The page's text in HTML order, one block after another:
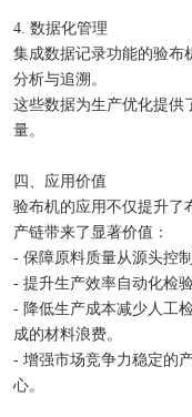
4. 数据化管理
集成数据记录功能的验布
分析与追溯。
这些数据为生产优化提供
量。
四、应用价值
验布机的应用不仅提升了
产链带来了显著价值：
- 保障原料质量从源头控
- 提升生产效率自动化检
- 降低生产成本减少人工
成的材料浪费。
- 增强市场竞争力稳定的
心。